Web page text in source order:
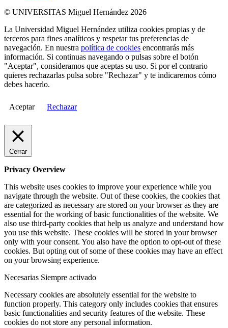
© UNIVERSITAS Miguel Hernández 2026
La Universidad Miguel Hernández utiliza cookies propias y de
terceros para fines analíticos y respetar tus preferencias de
navegación. En nuestra política de cookies encontrarás más
información. Si continuas navegando o pulsas sobre el botón
"Aceptar", consideramos que aceptas su uso. Si por el contrario
quieres rechazarlas pulsa sobre "Rechazar" y te indicaremos cómo
debes hacerlo.
Aceptar Rechazar
Cerrar
Privacy Overview
This website uses cookies to improve your experience while you
navigate through the website. Out of these cookies, the cookies that
are categorized as necessary are stored on your browser as they are
essential for the working of basic functionalities of the website. We
also use third-party cookies that help us analyze and understand how
you use this website. These cookies will be stored in your browser
only with your consent. You also have the option to opt-out of these
cookies. But opting out of some of these cookies may have an effect
on your browsing experience.
Necesarias Siempre activado
Necessary cookies are absolutely essential for the website to
function properly. This category only includes cookies that ensures
basic functionalities and security features of the website. These
cookies do not store any personal information.